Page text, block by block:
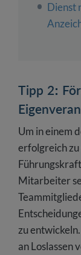
Dienst
Tipp 2:
Um in einem
erfolgreich zu
Mitarbeiter
zu
an Loslassen